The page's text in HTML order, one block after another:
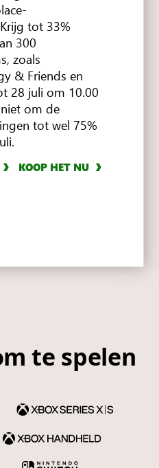
tot 33%
300
zoals
& Friends en
28 juli om 10.00
om de
tot wel 75%
KOOP HET NU
KOOP NU
te spelen